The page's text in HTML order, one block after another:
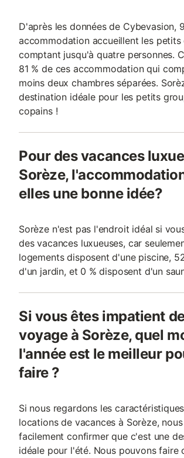
D'après les données de Cybevasion,
accommodation accueillent les petits
comptant jusqu'à quatre personnes.
81 % de ces accommodation qui
moins deux chambres séparées.
destination idéale pour les petits
copains !
Pour des vacances
Sorèze,
elles une bonne idée?
Sorèze n'est pas l'endroit idéal si
des vacances luxueuses, car
logements disposent d'une piscine,
d'un jardin, et 0 % disposent d'un
Si vous êtes impatient
voyage à Sorèze, quel
l'année est le meilleur
faire ?
Si nous regardons les
locations de vacances à Sorèze,
facilement confirmer que c'est une
idéale pour l'été. Nous pouvons faire